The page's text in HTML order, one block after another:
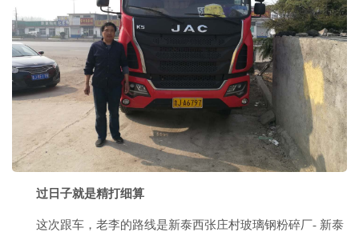
过日子就是精打细算
这次跟车，老李的路线是新泰西张庄村玻璃钢粉碎厂- 新泰